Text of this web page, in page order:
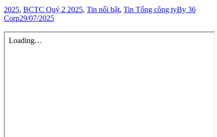
2025, BCTC Quý 2 2025, Tin nổi bật, Tin Tổng công tyBy 36
Corp29/07/2025